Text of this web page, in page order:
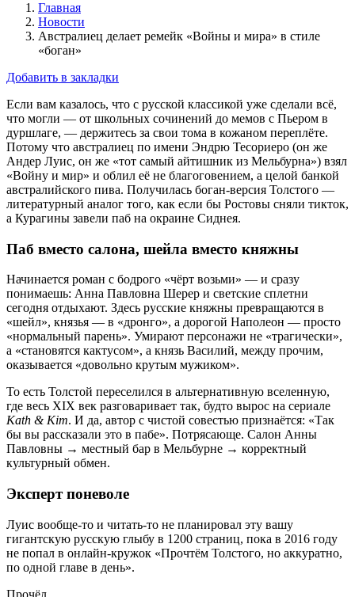
Главная
Новости
Австралиец делает ремейк «Войны и мира» в стиле
«боган»
Добавить в закладки
Если вам казалось, что с русской классикой уже сделали всё,
что могли — от школьных сочинений до мемов с Пьером в
дуршлагe, — держитесь за свои тома в кожаном переплёте.
Потому что австралиец по имени Эндрю Тесориеро (он же
Андер Луис, он же «тот самый айтишник из Мельбурна») взял
«Войну и мир» и облил её не благоговением, а целой банкой
австралийского пива. Получилась боган-версия Толстого —
литературный аналог того, как если бы Ростовы сняли тикток,
а Курагины завели паб на окраине Сиднея.
Паб вместо салона, шейла вместо княжны
Начинается роман с бодрого «чёрт возьми» — и сразу
понимаешь: Анна Павловна Шерер и светские сплетни
сегодня отдыхают. Здесь русские княжны превращаются в
«шейл», князья — в «дронго», а дорогой Наполеон — просто
«нормальный парень». Умирают персонажи не «трагически»,
а «становятся кактусом», а князь Василий, между прочим,
оказывается «довольно крутым мужиком».
То есть Толстой переселился в альтернативную вселенную,
где весь XIX век разговаривает так, будто вырос на сериале
Kath & Kim. И да, автор с чистой совестью признаётся: «Так
бы вы рассказали это в пабе». Потрясающе. Салон Анны
Павловны → местный бар в Мельбурне → корректный
культурный обмен.
Эксперт поневоле
Луис вообще-то и читать-то не планировал эту вашу
гигантскую русскую глыбу в 1200 страниц, пока в 2016 году
не попал в онлайн-кружок «Прочтём Толстого, но аккуратно,
по одной главе в день».
Прочёл.